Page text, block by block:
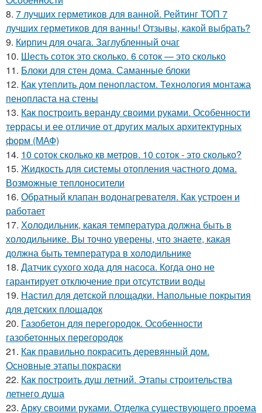
8. 7 лучших герметиков для ванной. Рейтинг ТОП 7
лучших герметиков для ванны! Отзывы, какой выбрать?
9. Кирпич для очага. Заглубленный очаг
10. Шесть соток это сколько. 6 соток — это сколько
11. Блоки для стен дома. Саманные блоки
12. Как утеплить дом пенопластом. Технология монтажа
пенопласта на стены
13. Как построить веранду своими руками. Особенности
террасы и ее отличие от других малых архитектурных
форм (МАФ)
14. 10 соток сколько кв метров. 10 соток - это сколько?
15. Жидкость для системы отопления частного дома.
Возможные теплоносители
16. Обратный клапан водонагревателя. Как устроен и
работает
17. Холодильник, какая температура должна быть в
холодильнике. Вы точно уверены, что знаете, какая
должна быть температура в холодильнике
18. Датчик сухого хода для насоса. Когда оно не
гарантирует отключение при отсутствии воды
19. Настил для детской площадки. Напольные покрытия
для детских площадок
20. Газобетон для перегородок. Особенности
газобетонных перегородок
21. Как правильно покрасить деревянный дом.
Основные этапы покраски
22. Как построить душ летний. Этапы строительства
летнего душа
23. Арку своими руками. Отделка существующего проема